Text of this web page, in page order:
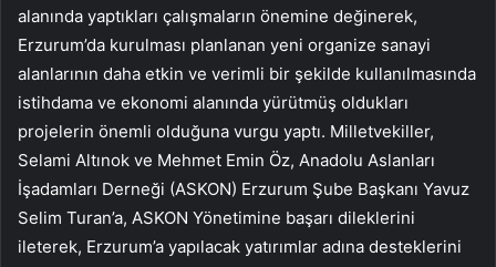
alanında yaptıkları çalışmaların önemine değinerek,
Erzurum’da kurulması planlanan yeni organize sanayi
alanlarının daha etkin ve verimli bir şekilde kullanılmasında
istihdama ve ekonomi alanında yürütmüş oldukları
projelerin önemli olduğuna vurgu yaptı. Milletvekiller,
Selami Altınok ve Mehmet Emin Öz, Anadolu Aslanları
İşadamları Derneği (ASKON) Erzurum Şube Başkanı Yavuz
Selim Turan’a, ASKON Yönetimine başarı dileklerini
ileterek, Erzurum’a yapılacak yatırımlar adına desteklerini